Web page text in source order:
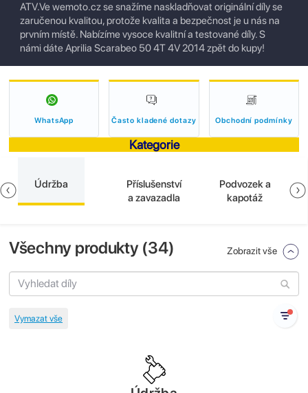
ATV.Ve wemoto.cz se snažíme naskladňovat originální díly se
zaručenou kvalitou, protože kvalita a bezpečnost je u nás na
prvním místě. Nabízíme vysoce kvalitní a testované díly. S
námi dáte Aprilia Scarabeo 50 4T 4V 2014 zpět do kupy!
WhatsApp Často kladené dotazy Obchodní podmínky
Kategorie
Údržba
Příslušenství
a zavazadla
Podvozek a
kapotáž
Všechny produkty (34) Zobrazit vše